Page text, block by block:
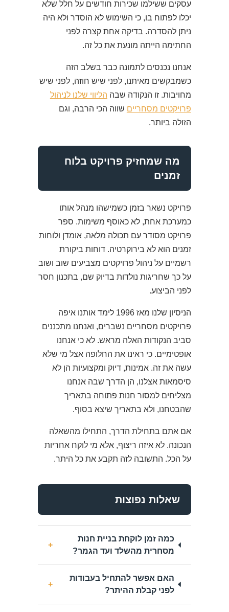
עסקים ששילמו שכירות חודשים על חלל שלא
יכלו לפתוח בו, כי השימוש לא הוסדר ולא היה
ניתן להסדרה. בדיקה אחת קצרה לפני
החתימה הייתה מונעת את כל זה.
אנחנו נכנסים לתמונה כבר בשלב הזה
כשמבקשים מאיתנו, לפני שיש חוזה, לפני שיש
מחויבות. זו הנקודה שבה הליווי שלנו לניהול
פרויקטים מסחריים שווה הכי הרבה, וגם
הזולה ביותר.
מה שמחזיק פרויקט בלוח
זמנים
פרויקט נשאר בזמן כשמישהו מנהל אותו
כמערכת אחת, לא כאוסף משימות. ספר
פרויקט מסודר עם תכולה מלאה, אומדן ולוחות
זמנים הוא לא בירוקרטיה. דוחות ביקורת
רשמיים על ניהול פרויקטים מצביעים שוב ושוב
על כך שחריגות נולדות בדיוק שם, בתכנון חסר
לפני הביצוע.
הניסיון שלנו מאז 1996 לימד אותנו איפה
פרויקטים מסחריים נשברים, ואנחנו מתכננים
סביב הנקודות האלה מראש. לא כי אנחנו
אופטימיים. כי ראינו את החלופה אצל מי שלא
עשה את זה. אמינות, דיוק ומקצועיות הן לא
סיסמאות אצלנו, הן הדרך שבה אנחנו
מצליחים למסור חנות פתוחה בתאריך
שהבטחנו, ולא בתאריך שיצא בסוף.
אם אתם בתחילת הדרך, התחילו מהשאלה
הנכונה. לא איזה ריצוף, אלא מי לוקח אחריות
על הכל. התשובה לזה תקבע את כל היתר.
שאלות נפוצות
כמה זמן לוקחת בניית חנות
מסחרית מהשלד ועד הגמר?
+
האם אפשר להתחיל בעבודות
לפני קבלת ההיתר?
+